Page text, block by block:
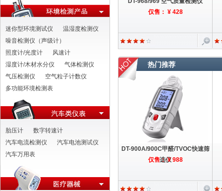
迷你型环境测试仪
温湿度检测仪
噪音检测仪（声级计）
照度计/光度计
风速计
湿度计/木材水分仪
气体检测仪
气压检测仪
空气粒子计数仪
多功能环境检测表
胎压计
数字转速计
汽车电流检测仪
汽车电池测试仪
汽车万用表
仅售： ¥ 428
热门推荐
DT-900A/900C甲醛/TVOC快速筛
选仪
仅售： ¥ 988